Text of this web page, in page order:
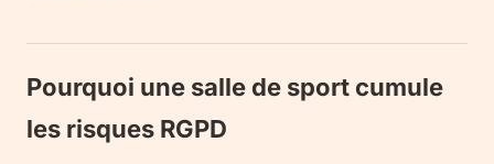
Pourquoi une salle de sport cumule
les risques RGPD